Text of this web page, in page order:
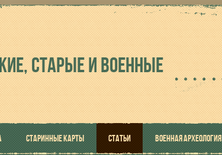
СТАРЫЕ И ВОЕННЫЕ
СТАРИННЫЕ КАРТЫ СТАТЬИ ВОЕННАЯ АРХЕОЛОГИЯ